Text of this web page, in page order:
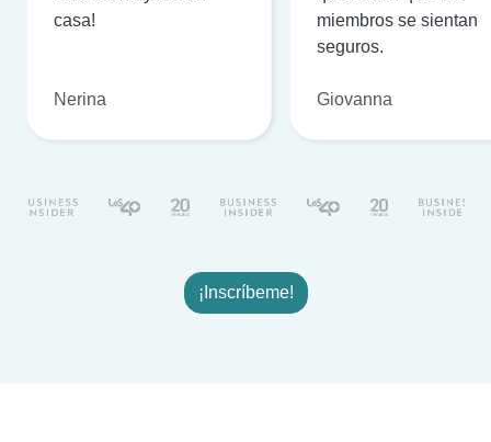
casa!
Nerina
miembros se sientan
seguros.
Giovanna
¡Inscríbeme!